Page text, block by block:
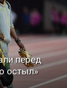
перед
остыл»